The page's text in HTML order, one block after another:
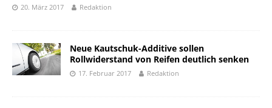
20. März 2017 Redaktion
Neue Kautschuk-Additive sollen
Rollwiderstand von Reifen deutlich senken
17. Februar 2017 Redaktion